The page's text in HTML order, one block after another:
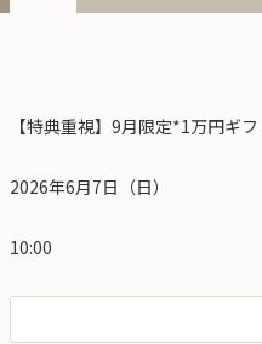
【特典重視】9月限定*1万円ギ
2026年6月7日（日）
10:00